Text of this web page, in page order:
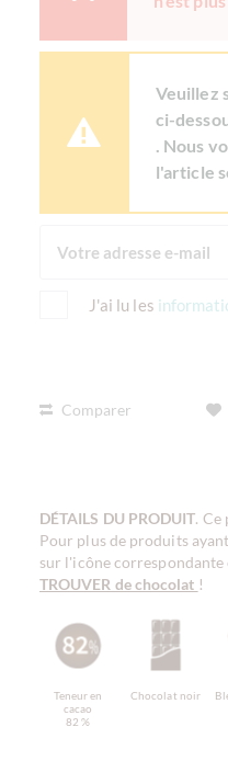
Veuillez
ci-
. Nous
l'article
J'ai lu les
Comparer
DÉTAILS DU PRODUIT. Ce
Pour plus de produits
sur l'icône
TROUVER de chocolat !
Teneur en
cacao
82 %
Chocolat noir